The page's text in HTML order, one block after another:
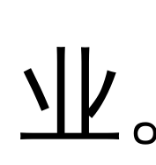
业